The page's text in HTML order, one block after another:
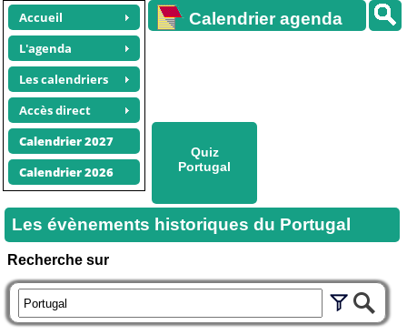
Accueil
L'agenda
Les calendriers
Accès direct
Calendrier 2027
Calendrier 2026
Calendrier agenda
Quiz
Portugal
Les évènements historiques du Portugal
Recherche sur